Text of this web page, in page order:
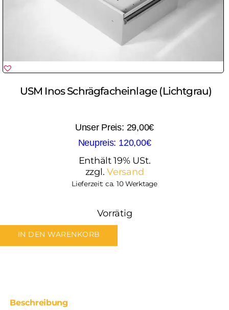
USM Inos Schrägfacheinlage (Lichtgrau)
29,00€
120,00€
Enthält 19% USt.
zzgl.Versand
Lieferzeit: ca. 10 Werktage
Vorrätig
IN DEN WARENKORB
Beschreibung